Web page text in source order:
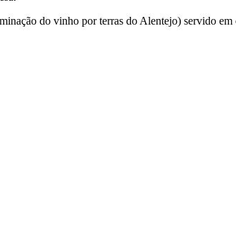
do vinho por terras do Alentejo) servido